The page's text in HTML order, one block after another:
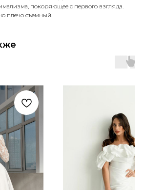
покоряющее с первого взгляда.
плечо съемный.